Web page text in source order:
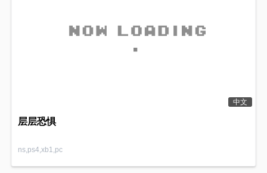
中文
层层恐惧
ns,ps4,xb1,pc